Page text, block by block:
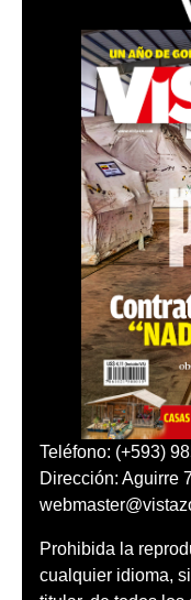
Teléfono: (+593)
Dirección: Aguirre
Prohibida la
cualquier idioma,